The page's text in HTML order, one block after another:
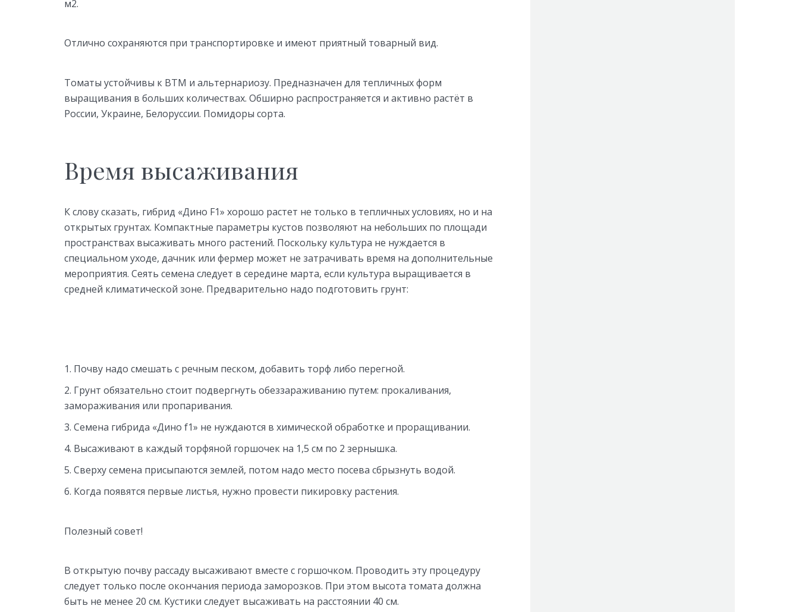
м2.
Отлично сохраняются при транспортировке и имеют приятный товарный вид.
Томаты устойчивы к ВТМ и альтернариозу. Предназначен для тепличных форм
выращивания в больших количествах. Обширно распространяется и активно растёт в
России, Украине, Белоруссии. Помидоры сорта.
Время высаживания
К слову сказать, гибрид «Дино F1» хорошо растет не только в тепличных условиях, но и на
открытых грунтах. Компактные параметры кустов позволяют на небольших по площади
пространствах высаживать много растений. Поскольку культура не нуждается в
специальном уходе, дачник или фермер может не затрачивать время на дополнительные
мероприятия. Сеять семена следует в середине марта, если культура выращивается в
средней климатической зоне. Предварительно надо подготовить грунт:
Почву надо смешать с речным песком, добавить торф либо перегной.
Грунт обязательно стоит подвергнуть обеззараживанию путем: прокаливания,
замораживания или пропаривания.
Семена гибрида «Дино f1» не нуждаются в химической обработке и проращивании.
Высаживают в каждый торфяной горшочек на 1,5 см по 2 зернышка.
Сверху семена присыпаются землей, потом надо место посева сбрызнуть водой.
Когда появятся первые листья, нужно провести пикировку растения.
Полезный совет!
В открытую почву рассаду высаживают вместе с горшочком. Проводить эту процедуру
следует только после окончания периода заморозков. При этом высота томата должна
быть не менее 20 см. Кустики следует высаживать на расстоянии 40 см.